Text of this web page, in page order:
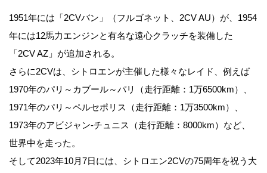
1951年には「2CVバン」（フルゴネット、2CV AU）が、1954
年には12馬力エンジンと有名な遠心クラッチを装備した
「2CV AZ」が追加される。
さらに2CVは、シトロエンが主催した様々なレイド、例えば
1970年のパリ～カブール～パリ（走行距離：1万6500km）、
1971年のパリ～ペルセポリス（走行距離：1万3500km）、
1973年のアビジャン-チュニス（走行距離：8000km）など、
世界中を走った。
そして2023年10月7日には、シトロエン2CVの75周年を祝う大